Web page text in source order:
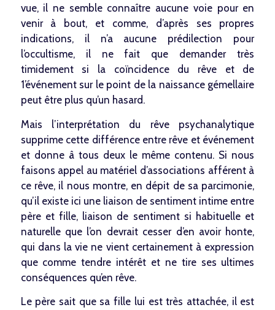
vue, il ne semble connaître aucune voie pour en
venir à bout, et comme, d’après ses propres
indications, il n’a aucune prédilection pour
l’occultisme, il ne fait que demander très
timidement si la coïncidence du rêve et de
1’événement sur le point de la naissance gémellaire
peut être plus qu’un hasard.
Mais l’interprétation du rêve psychanalytique
supprime cette différence entre rêve et événement
et donne â tous deux le même contenu. Si nous
faisons appel au matériel d’associations afférent à
ce rêve, il nous montre, en dépit de sa parcimonie,
qu’il existe ici une liaison de sentiment intime entre
père et fille, liaison de sentiment si habituelle et
naturelle que l’on devrait cesser d’en avoir honte,
qui dans la vie ne vient certainement à expression
que comme tendre intérêt et ne tire ses ultimes
conséquences qu’en rêve.
Le père sait que sa fille lui est très attachée, il est